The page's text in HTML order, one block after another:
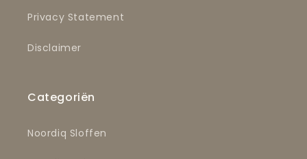
Privacy Statement
Disclaimer
Categoriën
Noordiq Sloffen